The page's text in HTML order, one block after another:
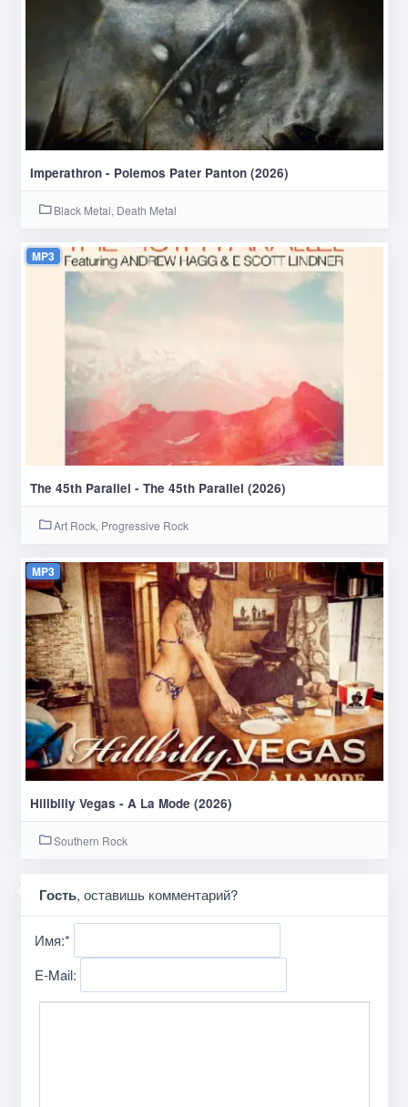
Imperathron - Polemos Pater Panton (2026)
Black Metal, Death Metal
MP3
The 45th Parallel - The 45th Parallel (2026)
Art Rock, Progressive Rock
MP3
Hillbilly Vegas - A La Mode (2026)
Southern Rock
Гость, оставишь комментарий?
Имя:*
E-Mail: